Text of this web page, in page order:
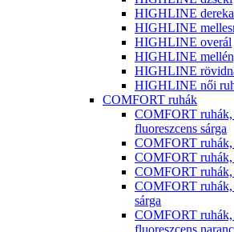
HIGHLINE
HIGHLINE
HIGHLINE overál
HIGHLINE
HIGHLINE
HIGHLINE női
COMFORT ruhák
COMFORT
fluoreszcens sárga
COMFORT ruhák,
COMFORT ruhák,
COMFORT
COMFORT ruhák,
sárga
COMFORT ruhák,
fluoreszcens